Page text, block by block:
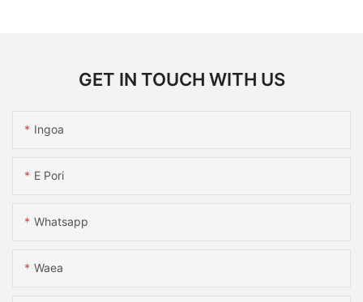
GET IN TOUCH WITH US
Ingoa
E Pori
Whatsapp
Waea